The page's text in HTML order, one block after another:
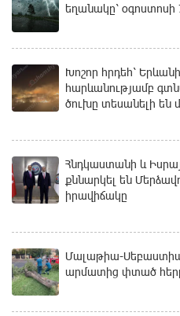
եղանակը՝ օգոստոսի
Խոշոր հրդեհ՝
հարևանությամբ
ծուխը տեսանելի են
Հնդկաստանի և
քննարկել են
իրավիճակը
Մալաթիա-
արմատից փտած